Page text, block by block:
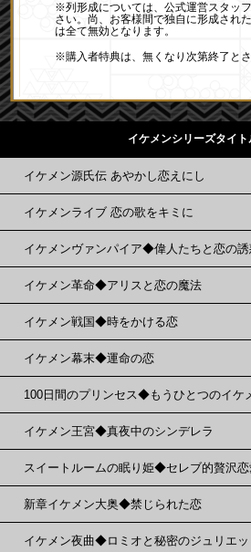
※列形成については、公式運営スタッ
さい。尚、お客様間で独自に形成され
は全て無効となります。
※購入者特典は、無くなり次第終了とさ
イケメンシリーズタイト
イケメン源氏伝 あやかし恋えにし
イケメンライブ 恋の歌をキミに
イケメンヴァンパイア◆偉人たちと恋の
イケメン革命◆アリスと恋の魔法
イケメン戦国◆時をかける恋
イケメン幕末◆運命の恋
100日間のプリンセス◆もうひとつのイケ
イケメン王宮◆真夜中のシンデレラ
スイートルームの眠り姫◆セレブ的贅沢
新章イケメン大奥◆禁じられた恋
イケメン夜曲◆ロミオと秘密のジュリエッ